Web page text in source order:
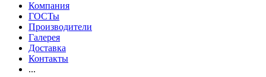
Компания
ГОСТы
Производители
Галерея
Доставка
Контакты
...